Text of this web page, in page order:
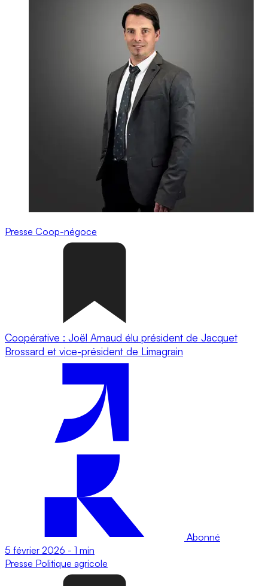
Presse Coop-négoce
Coopérative : Joël Arnaud élu président de Jacquet
Brossard et vice-président de Limagrain
Abonné
5 février 2026 - 1 min
Presse Politique agricole